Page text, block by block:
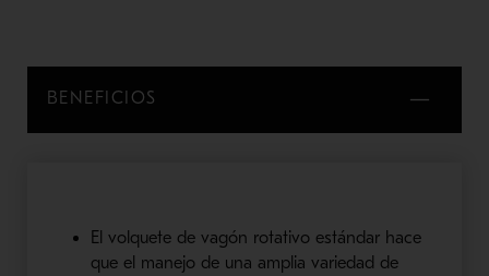
BENEFICIOS
El volquete de vagón rotativo estándar hace
que el manejo de una amplia variedad de